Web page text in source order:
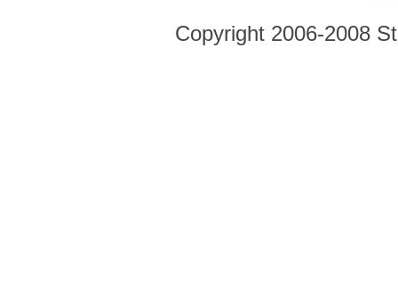
Copyright 2006-2008